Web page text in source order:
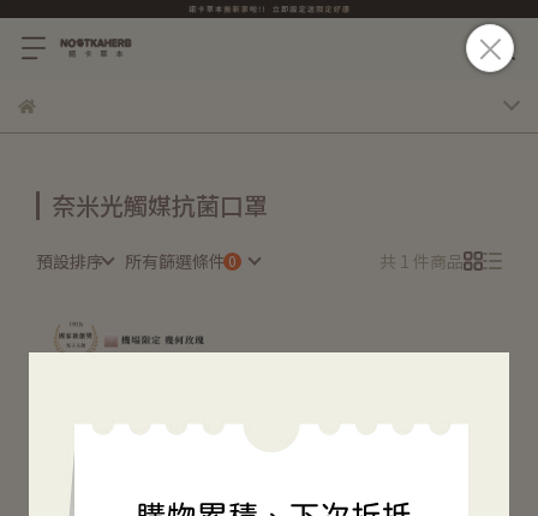
奈米光觸媒抗菌口罩
預設排序 所有篩選條件 共 1 件商品